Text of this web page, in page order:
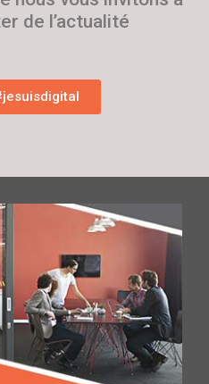
de l’actualité